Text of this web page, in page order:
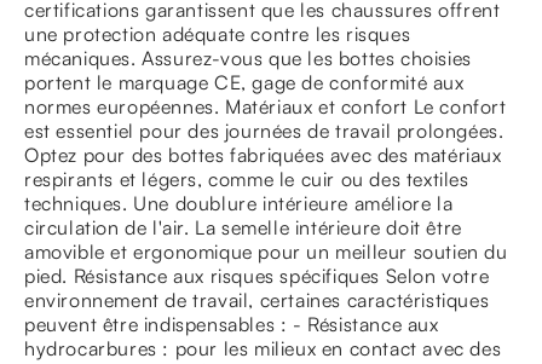
certifications garantissent que les chaussures offrent
une protection adéquate contre les risques
mécaniques. Assurez-vous que les bottes choisies
portent le marquage CE, gage de conformité aux
normes européennes. Matériaux et confort Le confort
est essentiel pour des journées de travail prolongées.
Optez pour des bottes fabriquées avec des matériaux
respirants et légers, comme le cuir ou des textiles
techniques. Une doublure intérieure améliore la
circulation de l'air. La semelle intérieure doit être
amovible et ergonomique pour un meilleur soutien du
pied. Résistance aux risques spécifiques Selon votre
environnement de travail, certaines caractéristiques
peuvent être indispensables : - Résistance aux
hydrocarbures : pour les milieux en contact avec des